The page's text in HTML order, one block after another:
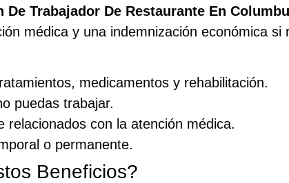
Trabajador De Restaurante En
médica y una indemnización económica
medicamentos y rehabilitación.
puedas trabajar.
con la atención médica.
o permanente.
Beneficios?